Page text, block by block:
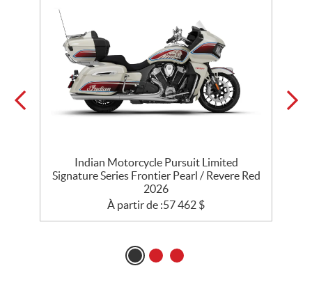
Indian Motorcycle Pursuit Limited
Signature Series Frontier Pearl / Revere Red
2026
À partir de :57 462 $